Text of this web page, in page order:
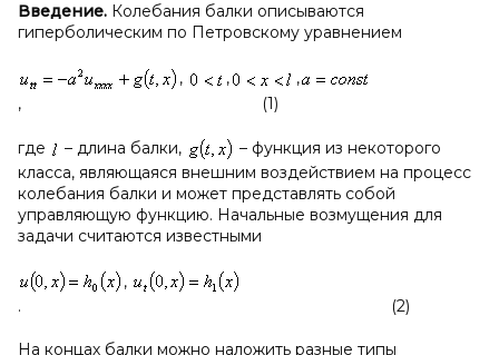
Введение. Колебания балки описываются
гиперболическим по Петровскому уравнением
, ,
,
, (1)
где – длина балки,
– функция из некоторого
класса, являющаяся внешним воздействием на процесс
колебания балки и может представлять собой
управляющую функцию. Начальные возмущения для
задачи считаются известными
,
. (2)
На концах балки можно наложить разные типы